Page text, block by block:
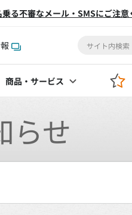
る不審なメール・SMSにご注意
商品・サービス
らせ